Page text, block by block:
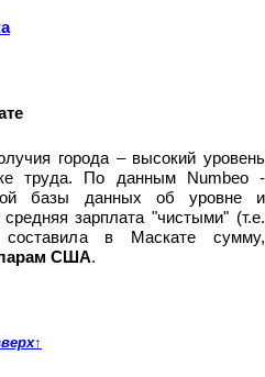
города – высокий уровень
труда. По данным Numbeo -
базы данных об уровне и
зарплата "чистыми" (т.е.
в Маскате сумму,
США.
↑